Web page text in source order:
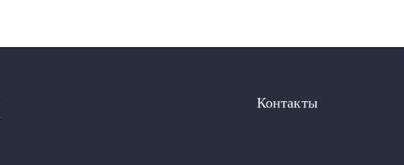
Контакты